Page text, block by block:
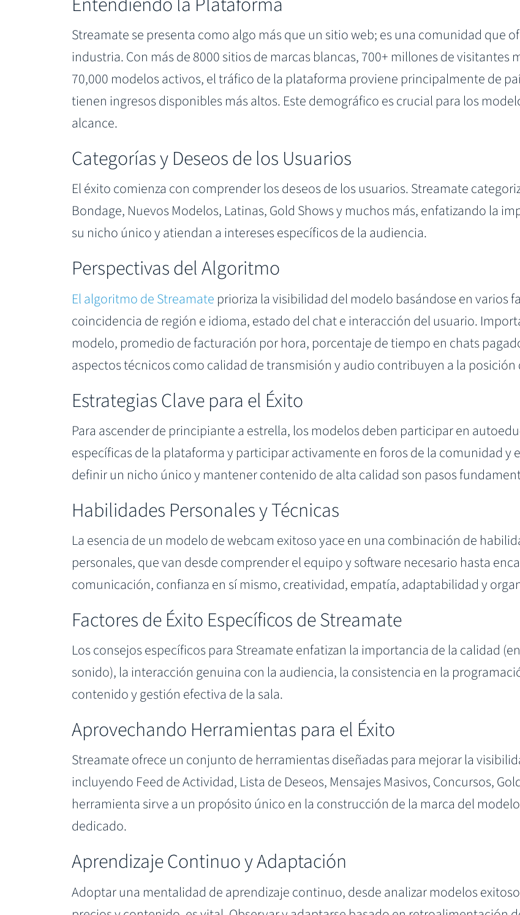
Streamate se presenta como algo más que un sitio web; es una comunidad que
industria. Con más de 8000 sitios de marcas blancas, 700+ millones de visitantes
70,000 modelos activos, el tráfico de la plataforma proviene principalmente de
tienen ingresos disponibles más altos. Este demográfico es crucial para los
alcance.
Categorías y Deseos de los Usuarios
El éxito comienza con comprender los deseos de los usuarios. Streamate
Bondage, Nuevos Modelos, Latinas, Gold Shows y muchos más, enfatizando la
su nicho único y atiendan a intereses específicos de la audiencia.
Perspectivas del Algoritmo
El algoritmo de Streamate prioriza la visibilidad del modelo basándose en varios
coincidencia de región e idioma, estado del chat e interacción del usuario.
modelo, promedio de facturación por hora, porcentaje de tiempo en chats
aspectos técnicos como calidad de transmisión y audio contribuyen a la
Estrategias Clave para el Éxito
Para ascender de principiante a estrella, los modelos deben participar en
específicas de la plataforma y participar activamente en foros de la comunidad y
definir un nicho único y mantener contenido de alta calidad son pasos
Habilidades Personales y Técnicas
La esencia de un modelo de webcam exitoso yace en una combinación de
personales, que van desde comprender el equipo y software necesario hasta
comunicación, confianza en sí mismo, creatividad, empatía, adaptabilidad y
Factores de Éxito Específicos de Streamate
Los consejos específicos para Streamate enfatizan la importancia de la calidad
sonido), la interacción genuina con la audiencia, la consistencia en la
contenido y gestión efectiva de la sala.
Aprovechando Herramientas para el Éxito
Streamate ofrece un conjunto de herramientas diseñadas para mejorar la
incluyendo Feed de Actividad, Lista de Deseos, Mensajes Masivos, Concursos,
herramienta sirve a un propósito único en la construcción de la marca del
dedicado.
Aprendizaje Continuo y Adaptación
Adoptar una mentalidad de aprendizaje continuo, desde analizar modelos